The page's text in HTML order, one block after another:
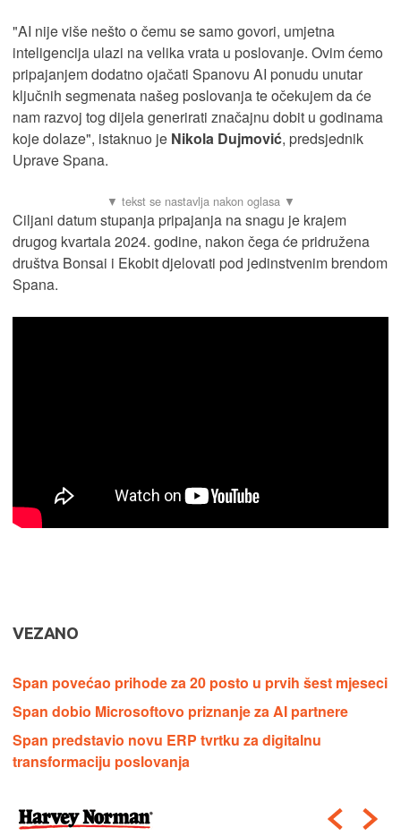
"AI nije više nešto o čemu se samo govori, umjetna
inteligencija ulazi na velika vrata u poslovanje. Ovim ćemo
pripajanjem dodatno ojačati Spanovu AI ponudu unutar
ključnih segmenata našeg poslovanja te očekujem da će
nam razvoj tog dijela generirati značajnu dobit u godinama
koje dolaze", istaknuo je Nikola Dujmović, predsjednik
Uprave Spana.
Ciljani datum stupanja pripajanja na snagu je krajem
drugog kvartala 2024. godine, nakon čega će pridružena
društva Bonsai i Ekobit djelovati pod jedinstvenim brendom
Spana.
VEZANO
Span povećao prihode za 20 posto u prvih šest mjeseci
Span dobio Microsoftovo priznanje za AI partnere
Span predstavio novu ERP tvrtku za digitalnu
transformaciju poslovanja